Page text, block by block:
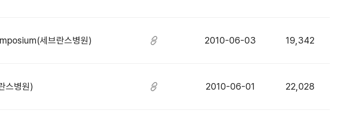
세브란스병원) 2010-06-03 19,342
스병원) 2010-06-01 22,028